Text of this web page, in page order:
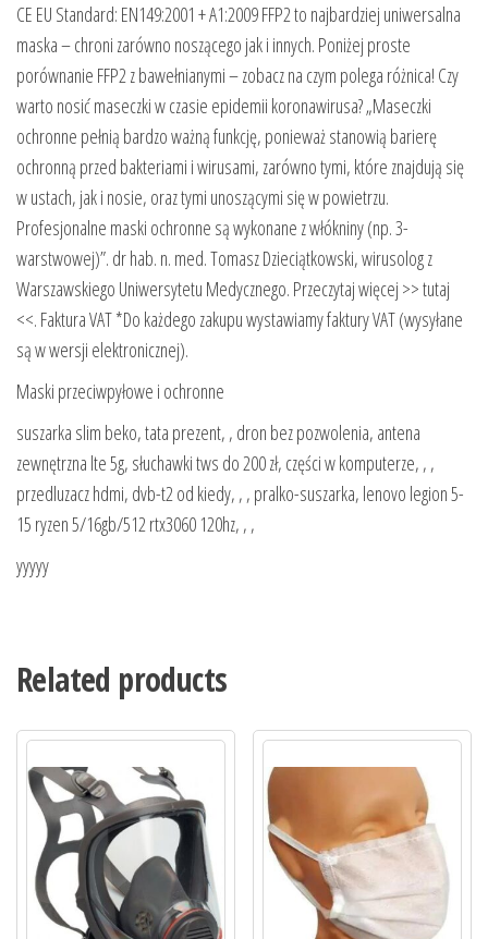
CE EU Standard: EN149:2001 + A1:2009 FFP2 to najbardziej uniwersalna
maska – chroni zarówno noszącego jak i innych. Poniżej proste
porównanie FFP2 z bawełnianymi – zobacz na czym polega różnica! Czy
warto nosić maseczki w czasie epidemii koronawirusa? „Maseczki
ochronne pełnią bardzo ważną funkcję, ponieważ stanowią barierę
ochronną przed bakteriami i wirusami, zarówno tymi, które znajdują się
w ustach, jak i nosie, oraz tymi unoszącymi się w powietrzu.
Profesjonalne maski ochronne są wykonane z włókniny (np. 3-
warstwowej)”. dr hab. n. med. Tomasz Dzieciątkowski, wirusolog z
Warszawskiego Uniwersytetu Medycznego. Przeczytaj więcej >> tutaj
<<. Faktura VAT *Do każdego zakupu wystawiamy faktury VAT (wysyłane
są w wersji elektronicznej).
Maski przeciwpyłowe i ochronne
suszarka slim beko, tata prezent, , dron bez pozwolenia, antena
zewnętrzna lte 5g, słuchawki tws do 200 zł, części w komputerze, , ,
przedluzacz hdmi, dvb-t2 od kiedy, , , pralko-suszarka, lenovo legion 5-
15 ryzen 5/16gb/512 rtx3060 120hz, , ,
yyyyy
Related products